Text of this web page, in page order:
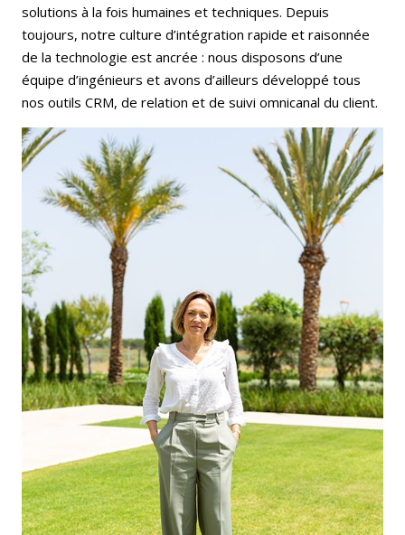
solutions à la fois humaines et techniques. Depuis
toujours, notre culture d’intégration rapide et raisonnée
de la technologie est ancrée : nous disposons d’une
équipe d’ingénieurs et avons d’ailleurs développé tous
nos outils CRM, de relation et de suivi omnicanal du client.